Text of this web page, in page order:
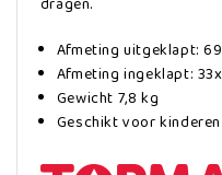
Afmeting uitgeklapt:
Afmeting ingeklapt:
Gewicht 7,8 kg
Geschikt voor